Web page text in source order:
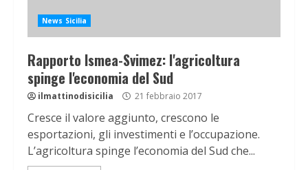
News Sicilia
Rapporto Ismea-Svimez: l'agricoltura
spinge l'economia del Sud
ilmattinodisicilia 21 febbraio 2017
Cresce il valore aggiunto, crescono le
esportazioni, gli investimenti e l’occupazione.
L’agricoltura spinge l’economia del Sud che...